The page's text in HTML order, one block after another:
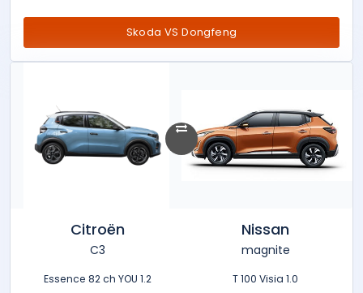
Skoda VS Dongfeng
Nissan
magnite
1.0 T 100 Visia
Citroën
C3
1.2 Essence 82 ch YOU